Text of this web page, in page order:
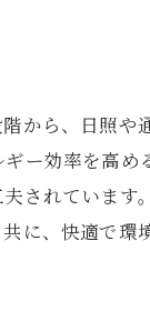
から、日照や
ー効率を高め
されています
に、快適で環